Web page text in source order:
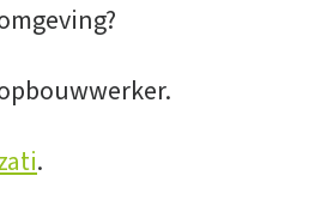
.